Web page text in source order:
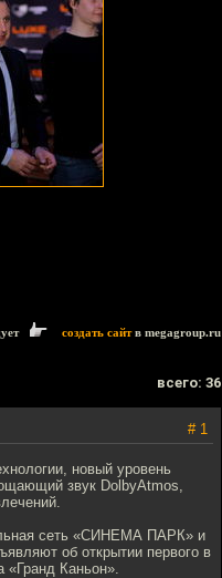
создать сайтв megagroup.ru
всего: 36
# 1
новый уровень
звук DolbyAtmos,
сеть «СИНЕМА ПАРК» и
об открытии первого в
«Гранд Каньон».